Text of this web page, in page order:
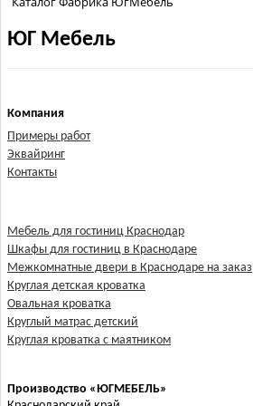
ЮГ Мебель
Компания
Примеры работ
Эквайринг
Контакты
Мебель для гостиниц Краснодар
Шкафы для гостиниц в Краснодаре
Межкомнатные двери в Краснодаре на заказ
Круглая детская кроватка
Овальная кроватка
Круглый матрас детский
Круглая кроватка с маятником
Производство «ЮГМЕБЕЛЬ»